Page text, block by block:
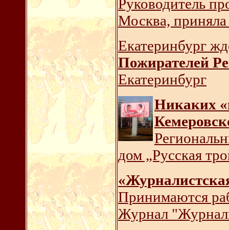
Руководитель
Москва, приняла
Екатеринбург
Пожирателей
Екатеринбург
Никаких
дом „Русская
Принимаются
Журнал